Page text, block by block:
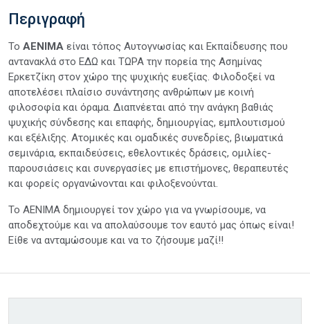
Περιγραφή
Το ΑΕΝΙΜΑ είναι τόπος Αυτογνωσίας και Εκπαίδευσης που
αντανακλά στο ΕΔΩ και ΤΩΡΑ την πορεία της Ασημίνας
Ερκετζίκη στον χώρο της ψυχικής ευεξίας. Φιλοδοξεί να
αποτελέσει πλαίσιο συνάντησης ανθρώπων με κοινή
φιλοσοφία και όραμα. Διαπνέεται από την ανάγκη βαθιάς
ψυχικής σύνδεσης και επαφής, δημιουργίας, εμπλουτισμού
και εξέλιξης. Ατομικές και ομαδικές συνεδρίες, βιωματικά
σεμινάρια, εκπαιδεύσεις, εθελοντικές δράσεις, ομιλίες-
παρουσιάσεις και συνεργασίες με επιστήμονες, θεραπευτές
και φορείς οργανώνονται και φιλοξενούνται.
Το ΑΕΝΙΜΑ δημιουργεί τον χώρο για να γνωρίσουμε, να
αποδεχτούμε και να απολαύσουμε τον εαυτό μας όπως είναι!
Είθε να ανταμώσουμε και να το ζήσουμε μαζί!!